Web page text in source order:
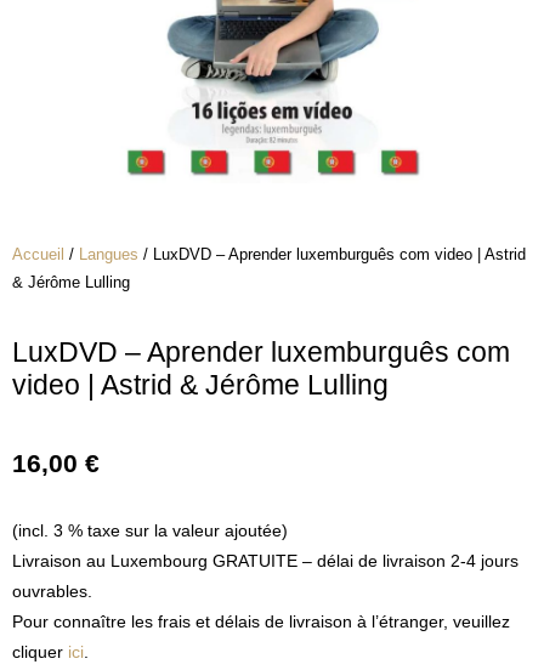
Accueil / Langues / LuxDVD – Aprender luxemburguês com video | Astrid
& Jérôme Lulling
LuxDVD – Aprender luxemburguês com
video | Astrid & Jérôme Lulling
16,00 €
(incl. 3 % taxe sur la valeur ajoutée)
Livraison au Luxembourg GRATUITE – délai de livraison 2-4 jours
ouvrables.
Pour connaître les frais et délais de livraison à l’étranger, veuillez
cliquer ici